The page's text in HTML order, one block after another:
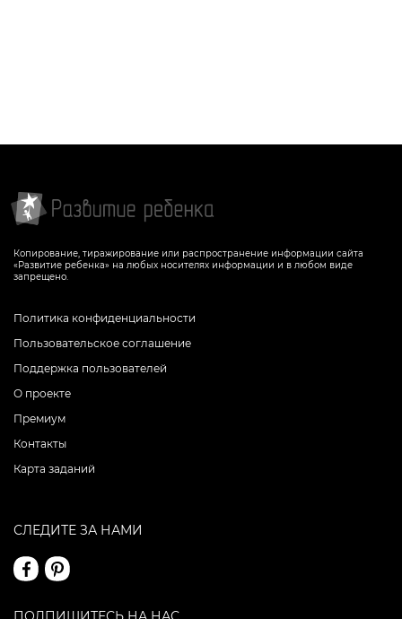
Копирование, тиражирование или распространение информации сайта
«Развитие ребенка» на любых носителях информации и в любом виде
запрещено.
Политика конфиденциальности
Пользовательское соглашение
Поддержка пользователей
О проекте
Премиум
Контакты
Карта заданий
СЛЕДИТЕ ЗА НАМИ